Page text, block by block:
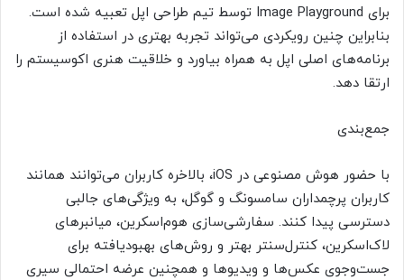
برای Image Playground توسط تیم طراحی اپل تعبیه شده است.
بنابراین چنین رویکردی می‌تواند تجربه بهتری در استفاده از
برنامه‌های اصلی اپل به همراه بیاورد و خلاقیت هنری اکوسیستم را
ارتقا دهد.
جمع‌بندی
با حضور هوش مصنوعی در iOS، بالاخره کاربران می‌توانند همانند
کاربران پرچمداران سامسونگ و گوگل، به ویژگی‌های جالبی
دسترسی پیدا کنند. سفارشی‌سازی هوم‌اسکرین، میانبرهای
لاک‌اسکرین، کنترل‌سنتر بهتر و روش‌های بهبودیافته برای
جست‌وجوی عکس‌ها و ویدیوها و همچنین عرضه احتمالی سیری